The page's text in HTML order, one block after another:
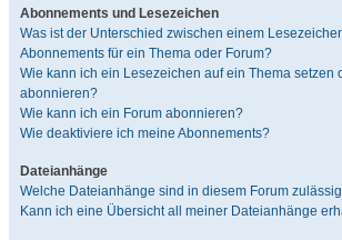
Abonnements und Lesezeichen
Was ist der Unterschied zwischen einem
Abonnements für ein Thema oder Forum?
Wie kann ich ein Lesezeichen auf ein Thema setzen
abonnieren?
Wie kann ich ein Forum abonnieren?
Wie deaktiviere ich meine Abonnements?
Dateianhänge
Welche Dateianhänge sind in diesem Forum
Kann ich eine Übersicht all meiner Dateianhänge